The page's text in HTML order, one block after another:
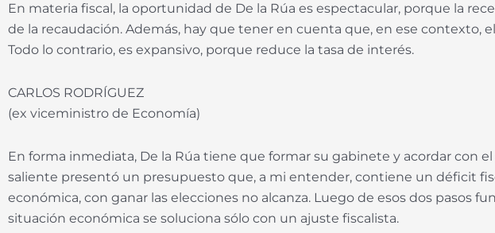
En materia fiscal, la oportunidad de De la Rúa es espectacular, porque la
de la recaudación. Además, hay que tener en cuenta que, en ese contexto,
Todo lo contrario, es expansivo, porque reduce la tasa de interés.
CARLOS RODRÍGUEZ
(ex viceministro de Economía)
En forma inmediata, De la Rúa tiene que formar su gabinete y acordar con
saliente presentó un presupuesto que, a mi entender, contiene un déficit
económica, con ganar las elecciones no alcanza. Luego de esos dos pasos
situación económica se soluciona sólo con un ajuste fiscalista.